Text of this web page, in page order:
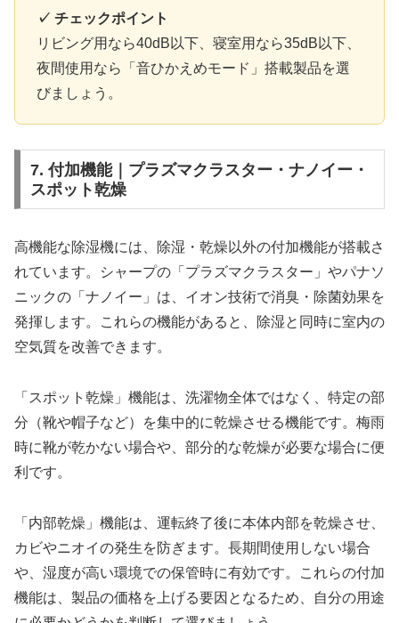
✓ チェックポイント
リビング用なら40dB以下、寝室用なら35dB以下、
夜間使用なら「音ひかえめモード」搭載製品を選
びましょう。
7. 付加機能｜プラズマクラスター・ナノイー・
スポット乾燥
高機能な除湿機には、除湿・乾燥以外の付加機能が搭載さ
れています。シャープの「プラズマクラスター」やパナソ
ニックの「ナノイー」は、イオン技術で消臭・除菌効果を
発揮します。これらの機能があると、除湿と同時に室内の
空気質を改善できます。
「スポット乾燥」機能は、洗濯物全体ではなく、特定の部
分（靴や帽子など）を集中的に乾燥させる機能です。梅雨
時に靴が乾かない場合や、部分的な乾燥が必要な場合に便
利です。
「内部乾燥」機能は、運転終了後に本体内部を乾燥させ、
カビやニオイの発生を防ぎます。長期間使用しない場合
や、湿度が高い環境での保管時に有効です。これらの付加
機能は、製品の価格を上げる要因となるため、自分の用途